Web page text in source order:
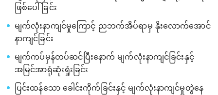
ဖြစ်ပေါ်ခြင်း
မျက်လုံးနာကျင်မှုကြောင့် ညဘက်အိပ်ရာမှ နိုးလောက်အောင်
နာကျင်ခြင်း
မျက်ကပ်မှန်တပ်ဆင်ပြီးနောက် မျက်လုံးနာကျင်ခြင်းနှင့်
အမြင်အာရုံဆုံးရှုံးခြင်း
ပြင်းထန်သော ခေါင်းကိုက်ခြင်းနှင့် မျက်လုံးနာကျင်မှုတွဲနေ